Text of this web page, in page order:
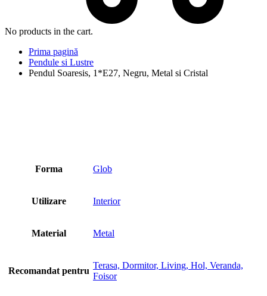
No products in the cart.
Prima pagină
Pendule si Lustre
Pendul Soaresis, 1*E27, Negru, Metal si Cristal
Forma Glob
Utilizare Interior
Material Metal
Recomandat pentru
Terasa, Dormitor, Living, Hol, Veranda,
Foisor